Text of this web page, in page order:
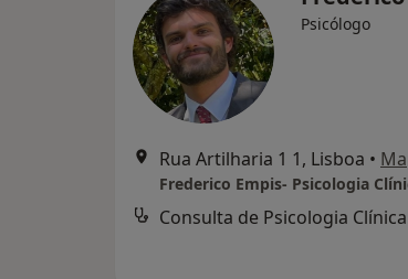
Psicólogo
Rua Artilharia 1 1, Lisboa •
Frederico Empis- Psicologia
Consulta de Psicologia Clínica